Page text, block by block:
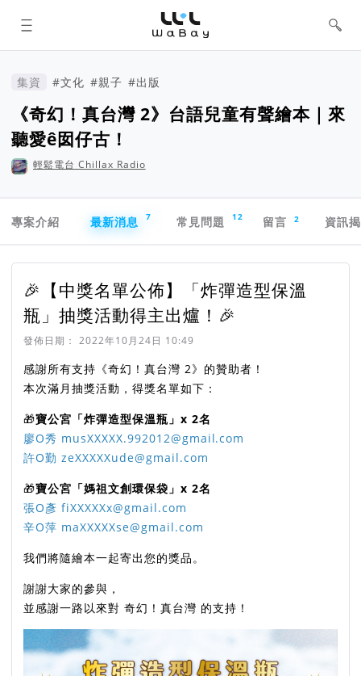
WaBay 挖貝 | 台灣最值得信賴的群眾
集資 / 群眾募資平台
集資 #文化 #親子 #出版
《奇幻！真台灣 2》台語兒童有聲繪本｜來
聽愛ê囡仔古！
輕鬆電台 Chillax Radio
專案介紹
最新消息 7 常見問題 12 留言 2 資訊
🎉【中獎名單公佈】「炸彈造型保溫
瓶」抽獎活動得主出爐！🎉
發佈日期： 2022年10月24日 10:49
感謝所有支持《奇幻！真台灣 2》的贊助者！
本次滿月抽獎活動，得獎名單如下：
🎁寶公宮「炸彈造型保溫瓶」x 2名
廖O秀 musXXXXX.992012@gmail.com
許O勤 zeXXXXXude@gmail.com
🎁寶公宮「媽祖文創環保袋」x 2名
張O彥 fiXXXXXx@gmail.com
辛O萍 maXXXXXse@gmail.com
我們將隨繪本一起寄出您的獎品。
謝謝大家的參與，
並感謝一路以來對 奇幻！真台灣 的支持！